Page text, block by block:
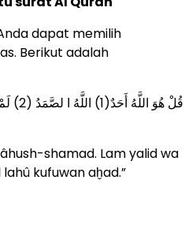
dapat memilih
Berikut adalah
shamad. Lam yalid wa
kufuwan aḫad.”